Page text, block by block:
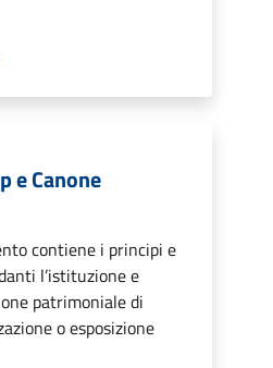
e Canone
contiene i principi e
l’istituzione e
patrimoniale di
o esposizione